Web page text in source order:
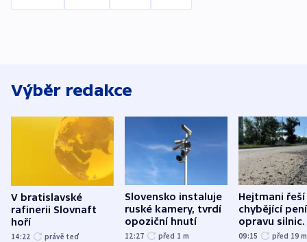
Výběr redakce
V bratislavské
rafinerii Slovnaft
hoří
14:22 právě teď
Slovensko instaluje
ruské kamery, tvrdí
opoziční hnutí
12:27 před 1 m
Hejtmani řeší
chybějící
opravu silnic.
nenárokové,
09:15 před 19 m